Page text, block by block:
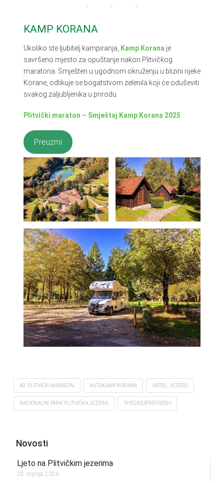
KAMP KORANA
Ukoliko ste ljubitelj kampiranja, Kamp Koranaje
savršeno mjesto za opuštanje nakon Plitvičkog
maratona. Smješten u ugodnom okruženju u blizini rijeke
Korane, odlikuje se bogatstvom zelenila koji će oduševiti
svakog zaljubljenika u prirodu.
Plitvički maraton – Smještaj Kamp Korana 2025
Preuzmi
40. PLITVIČKI MARATON AUTOKAMP KORANA HOTEL JEZERO
NACIONALNI PARK PLITVIČKA JEZERA THEGREATREFRESH
Novosti
Ljeto na Plitvičkim jezerima
28. srpnja 2026.